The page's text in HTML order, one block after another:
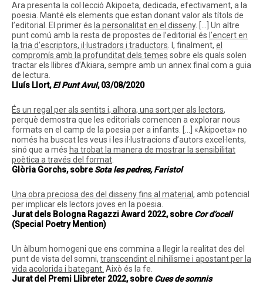
Ara presenta la col·lecció Akipoeta, dedicada, efectivament, a la
poesia. Manté els elements que estan donant valor als títols de
l’editorial. El primer és la personalitat en el disseny. […] Un altre
punt comú amb la resta de propostes de l’editorial és l’encert en
la tria d’escriptors, il·lustradors i traductors . I, finalment, el
compromís amb la profunditat dels temes sobre els quals solen
tractar els llibres d’Akiara, sempre amb un annex final com a guia
de lectura.
Lluís Llort,El Punt Avui, 03/08/2020
És un regal per als sentits i, alhora, una sort per als lectors,
perquè demostra que les editorials comencen a explorar nous
formats en el camp de la poesia per a infants. […] «Akipoeta» no
només ha buscat les veus i les il·lustracions d’autors excel·lents,
sinó que a més ha trobat la manera de mostrar la sensibilitat
poètica a través del format
Glòria Gorchs, sobreSota les pedres, Faristol
Una obra preciosa des del disseny fins al material , amb potencial
per implicar els lectors joves en la poesia.
Jurat dels Bologna Ragazzi Award 2022, sobreCor d’ocell
(Special Poetry Mention)
Un àlbum homogeni que ens commina a llegir la realitat des del
punt de vista del somni, transcendint el nihilisme i apostant per la
vida acolorida i bategant. Això és la fe.
Jurat del Premi Llibreter 2022, sobreCues de somnis